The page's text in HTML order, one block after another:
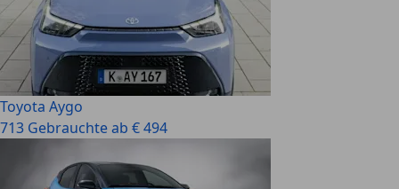
Toyota Aygo
713 Gebrauchte ab € 494